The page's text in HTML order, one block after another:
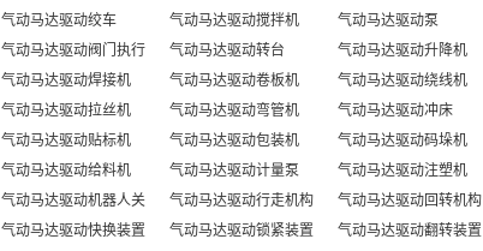
气动马达驱动绞车 气动马达驱动搅拌机 气动马达驱动泵
气动马达驱动阀门执行
器
气动马达驱动转台 气动马达驱动升降机
气动马达驱动焊接机 气动马达驱动卷板机 气动马达驱动绕线机
气动马达驱动拉丝机 气动马达驱动弯管机 气动马达驱动冲床
气动马达驱动贴标机 气动马达驱动包装机 气动马达驱动码垛机
气动马达驱动给料机 气动马达驱动计量泵 气动马达驱动注塑机
气动马达驱动机器人关
节
气动马达驱动行走机构 气动马达驱动回转机构
气动马达驱动快换装置 气动马达驱动锁紧装置 气动马达驱动翻转装置